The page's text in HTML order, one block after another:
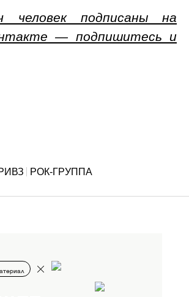
человек подписаны на
— подпишитесь и
РОК-ГРУППА